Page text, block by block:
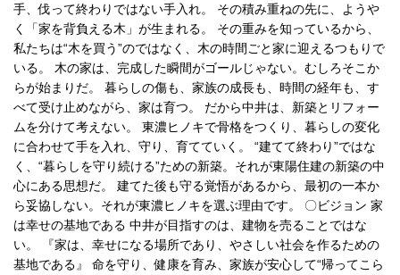
手、伐って終わりではない手入れ。 その積み重ねの先に、ようや
く「家を背負える木」が生まれる。 その重みを知っているから、
私たちは“木を買う”のではなく、木の時間ごと家に迎えるつもりで
いる。 木の家は、完成した瞬間がゴールじゃない。むしろそこか
らが始まりだ。 暮らしの傷も、家族の成長も、時間の経年も、す
べて受け止めながら、家は育つ。 だから中井は、新築とリフォー
ムを分けて考えない。 東濃ヒノキで骨格をつくり、暮らしの変化
に合わせて手を入れ、守り、育てていく。 “建てて終わり”ではな
く、“暮らしを守り続ける”ための新築。それが東陽住建の新築の中
心にある思想だ。 建てた後も守る覚悟があるから、最初の一本か
ら妥協しない。それが東濃ヒノキを選ぶ理由です。 〇ビジョン 家
は幸せの基地である 中井が目指すのは、建物を売ることではな
い。 『家は、幸せになる場所であり、やさしい社会を作るための
基地である』 命を守り、健康を育み、家族が安心して“帰ってこら